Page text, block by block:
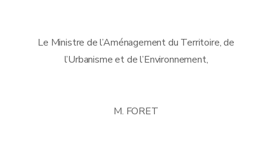
Le Ministre de l’Aménagement du Territoire, de
l’Urbanisme et de l’Environnement,
M. FORET